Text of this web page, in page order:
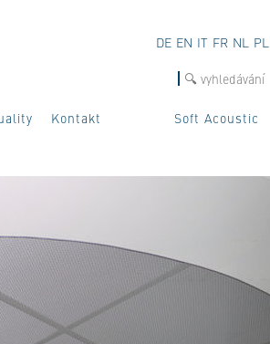
Kontakt Soft Acoustic
DE EN IT FR NL PL